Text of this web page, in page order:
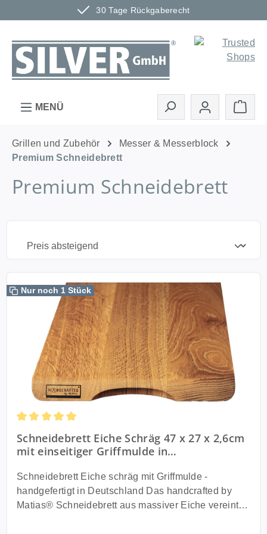
30 Tage Rückgaberecht
Zum Hauptinhalt springen
MENÜ
Grillen und Zubehör
Messer & Messerblock
Premium Schneidebrett
Premium Schneidebrett
Nur noch 1 Stück
Schneidebrett Eiche Schräg 47 x 27 x 2,6cm
mit einseitiger Griffmulde in
Schneidebrett Eiche schräg mit Griffmulde -
handgefertigt in Deutschland Das handcrafted by
Matias® Schneidebrett aus massiver Eiche vereint